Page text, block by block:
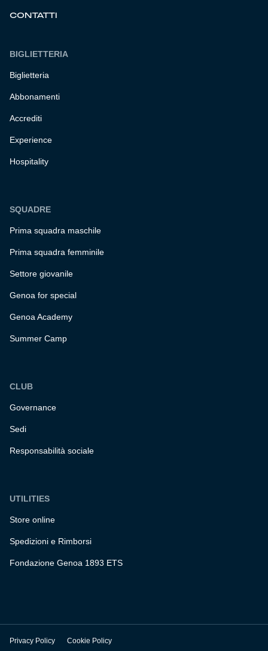
CONTATTI
BIGLIETTERIA
Biglietteria
Abbonamenti
Accrediti
Experience
Hospitality
SQUADRE
Prima squadra maschile
Prima squadra femminile
Settore giovanile
Genoa for special
Genoa Academy
Summer Camp
CLUB
Governance
Sedi
Responsabilità sociale
UTILITIES
Store online
Spedizioni e Rimborsi
Fondazione Genoa 1893 ETS
Privacy Policy Cookie Policy